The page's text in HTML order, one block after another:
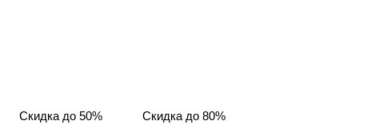
Скидка до 50% Скидка до 80%